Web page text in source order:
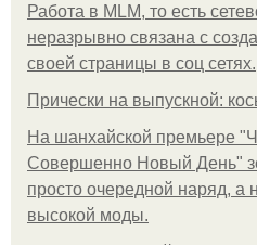
Работа в MLM, то есть
неразрывно связана с
своей страницы в соц сетях.
Прически на выпускной:
На шанхайской премьере
Совершенно Новый День"
просто очередной наряд, а
высокой моды.